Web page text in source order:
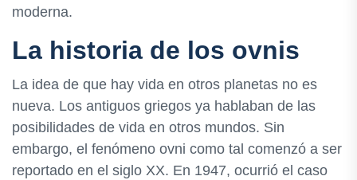
moderna.
La historia de los ovnis
La idea de que hay vida en otros planetas no es
nueva. Los antiguos griegos ya hablaban de las
posibilidades de vida en otros mundos. Sin
embargo, el fenómeno ovni como tal comenzó a ser
reportado en el siglo XX. En 1947, ocurrió el caso